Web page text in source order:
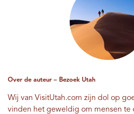
Over de auteur – Bezoek Utah
Wij van VisitUtah.com zijn dol op
vinden het geweldig om mensen te